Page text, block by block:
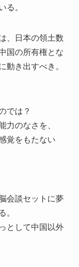
る。
、日本の領土数
国の所有権とな
動き出すべき。
では？
力のなさを、
覚をもたない
会談セットに夢
。
として中国以外